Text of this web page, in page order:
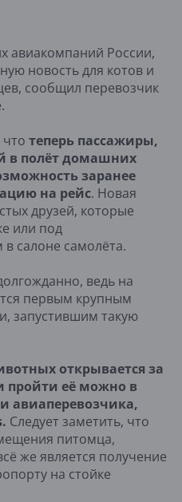
авиакомпаний России,
новость для котов и
сообщил перевозчик
теперь пассажиры,
в полёт домашних
заранее
на рейс. Новая
друзей, которые
или под
салоне самолёта.
ведь на
первым крупным
запустившим такую
открывается за
пройти её можно в
авиаперевозчика,
Следует заметить, что
питомца,
же является получение
на стойке